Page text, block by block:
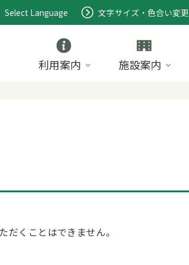
Select Language 文字サイズ・色合い変更
利用案内 施設案内
くことはできません。